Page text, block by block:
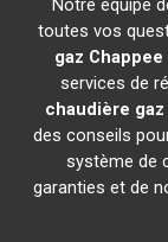
Notre équipe
toutes vos
gaz Chappee
services de
chaudière gaz
des conseils
système de
garanties et de